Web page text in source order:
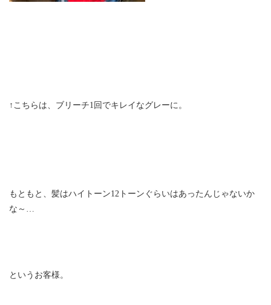
↑こちらは、ブリーチ1回でキレイなグレーに。
もともと、髪はハイトーン12トーンぐらいはあったんじゃないか
な～…
というお客様。